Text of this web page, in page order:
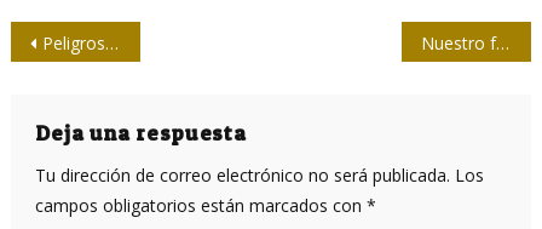
Navegación
entradas
Peligroso huracán Irma se adentra en las Antillas Nuestro fútbol, ¿cuándo dejará de ser el patito feo…?
Deja una respuesta
Tu dirección de correo electrónico no será publicada. Los
campos obligatorios están marcados con *